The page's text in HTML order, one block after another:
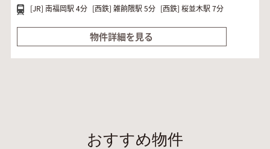
[JR] 南福岡駅 4分 [西鉄] 雑餉隈駅 5分 [西鉄] 桜並木駅 7分
物件詳細を見る
おすすめ物件